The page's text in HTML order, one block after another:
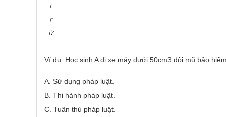
t
r
ừ
Ví dụ: Học sinh A đi xe máy dưới 50cm3 đội mũ bảo
A. Sử dụng pháp luật.
B. Thi hành pháp luật.
C. Tuân thủ pháp luật.